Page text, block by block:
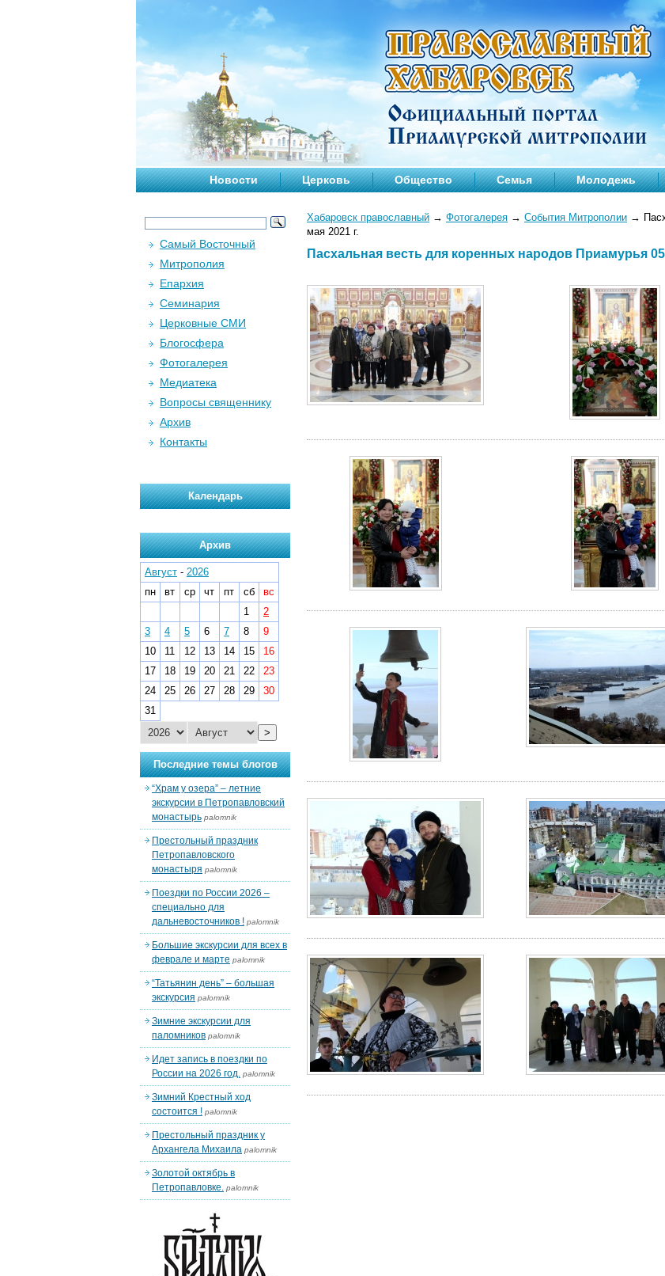
Новости Церковь Общество Семья Молодежь
Хабаровск православный → Фотогалерея → События Митрополии →
мая 2021 г.
Пасхальная весть для коренных народов Приамурья 05
Самый Восточный
Митрополия
Епархия
Семинария
Церковные СМИ
Блогосфера
Фотогалерея
Медиатека
Вопросы священнику
Архив
Контакты
Календарь
Архив
Август - 2026
пн
вт ср чт пт сб
вс
1
2
3
4 5 6 7 8
9
10
11 12 13 14 15
16
17
18 19 20 21 22
23
24
25 26 27 28 29
30
31
>
Последние темы блогов
“Храм у озера” – летние
экскурсии в Петропавловский
монастырь palomnik
Престольный праздник
Петропавловского
монастыря palomnik
Поездки по России 2026 –
специально для
дальневосточников ! palomnik
Большие экскурсии для всех в
феврале и марте palomnik
“Татьянин день” – большая
экскурсия palomnik
Зимние экскурсии для
паломников palomnik
Идет запись в поездки по
России на 2026 год. palomnik
Зимний Крестный ход
состоится ! palomnik
Престольный праздник у
Архангела Михаила palomnik
Золотой октябрь в
Петропавловке. palomnik